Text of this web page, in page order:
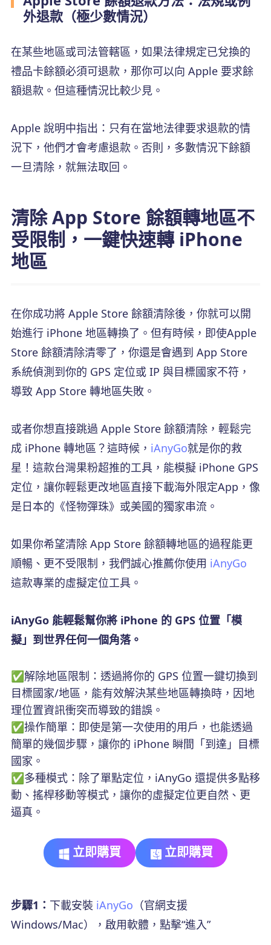
外退款（極少數情況）
在某些地區或司法管轄區，如果法律規定已兌換的
禮品卡餘額必須可退款，那你可以向 Apple 要求餘
額退款。但這種情況比較少見。
Apple 說明中指出：只有在當地法律要求退款的情
況下，他們才會考慮退款。否則，多數情況下餘額
一旦清除，就無法取回。
清除 App Store 餘額轉地區不
受限制，一鍵快速轉 iPhone
地區
在你成功將 Apple Store 餘額清除後，你就可以開
始進行 iPhone 地區轉換了。但有時候，即使Apple
Store 餘額清除清零了，你還是會遇到 App Store
系統偵測到你的 GPS 定位或 IP 與目標國家不符，
導致 App Store 轉地區失敗。
或者你想直接跳過 Apple Store 餘額清除，輕鬆完
成 iPhone 轉地區？這時候， iAnyGo就是你的救
星！這款台灣果粉超推的工具，能模擬 iPhone GPS
定位，讓你輕鬆更改地區直接下載海外限定App，像
是日本的《怪物彈珠》或美國的獨家串流。
如果你希望清除 App Store 餘額轉地區的過程能更
順暢、更不受限制，我們誠心推薦你使用 iAnyGo
這款專業的虛擬定位工具。
iAnyGo 能輕鬆幫你將 iPhone 的 GPS 位置「模
擬」到世界任何一個角落。
✅解除地區限制：透過將你的 GPS 位置一鍵切換到
目標國家/地區，能有效解決某些地區轉換時，因地
理位置資訊衝突而導致的錯誤。
✅操作簡單：即使是第一次使用的用戶，也能透過
簡單的幾個步驟，讓你的 iPhone 瞬間「到達」目標
國家。
✅多種模式：除了單點定位，iAnyGo 還提供多點移
動、搖桿移動等模式，讓你的虛擬定位更自然、更
逼真。
立即購買 立即購買
步驟1： 下載安裝 iAnyGo （官網支援
Windows/Mac），啟用軟體，點擊“進入”